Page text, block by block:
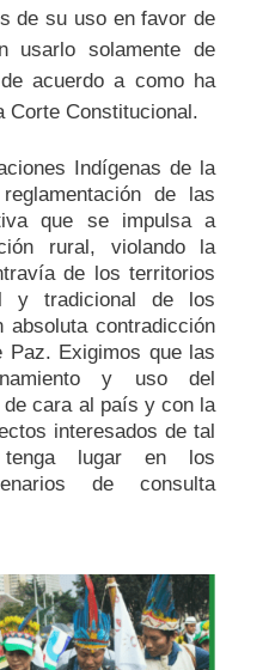
de su uso en favor de
usarlo solamente de
acuerdo a como ha
Corte Constitucional.
Indígenas de la
de las
que se impulsa a
rural, violando la
de los territorios
y tradicional de los
absoluta contradicción
Paz. Exigimos que las
y uso del
cara al país y con la
interesados de tal
tenga lugar en los
de consulta